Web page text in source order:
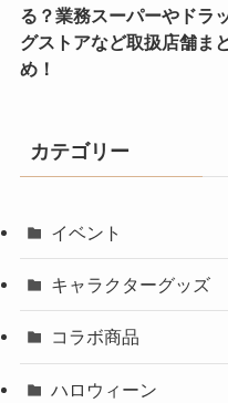
る？業務スーパーやドラ
グストアなど取扱店舗ま
め！
カテゴリー
イベント
キャラクターグッズ
コラボ商品
ハロウィーン